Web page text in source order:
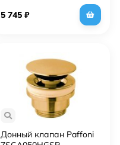
5 745 ₽
Донный клапан Paffoni